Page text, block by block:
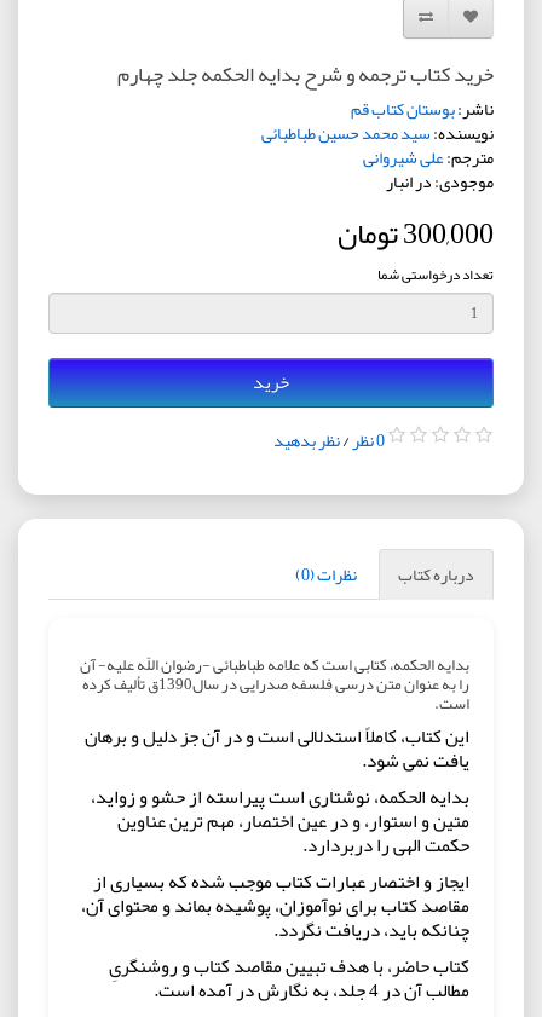
افزودن به لیست دلخواه
مقایسه این محصول
خرید کتاب ترجمه و شرح بدایه الحکمه جلد چهارم
ناشر:بوستان کتاب قم
نویسنده:سید محمد حسین طباطبائی
مترجم:علی شیروانی
موجودی: در انبار
300,000 تومان
تعداد درخواستی شما
خرید
0 نظر /نظر بدهید
درباره کتاب نظرات (0)
بدایه ‏الحکمه، کتابی است که علامه طباطبائی -رضوان اللّه علیه- آن
را به عنوان متن درسی فلسفه صدرایی در سال‏1390ق تألیف کرده
است.
این کتاب، کاملاً استدلالی است و در آن جز دلیل و برهان
یافت نمی‏ شود.
بدایه الحکمه، نوشتاری است پیراسته از حشو و زواید،
متین و استوار، و در عین اختصار، مهم ‏ترین عناوین
حکمت الهی را دربردارد.
ایجاز و اختصار عبارات کتاب موجب شده که بسیاری از
مقاصد کتاب برای نوآموزان، پوشیده بماند و محتوای آن،
چنان‏که باید، دریافت نگردد.
کتاب حاضر، با هدف تبیین مقاصد کتاب و روشنگریِ
مطالب آن در 4 جلد، به ‏نگارش در آمده است.